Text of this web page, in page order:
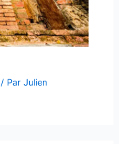
/ ParJulien